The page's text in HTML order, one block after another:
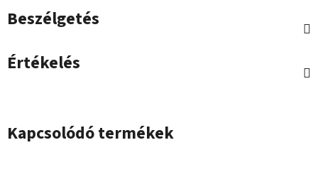
Beszélgetés
Értékelés
Kapcsolódó termékek